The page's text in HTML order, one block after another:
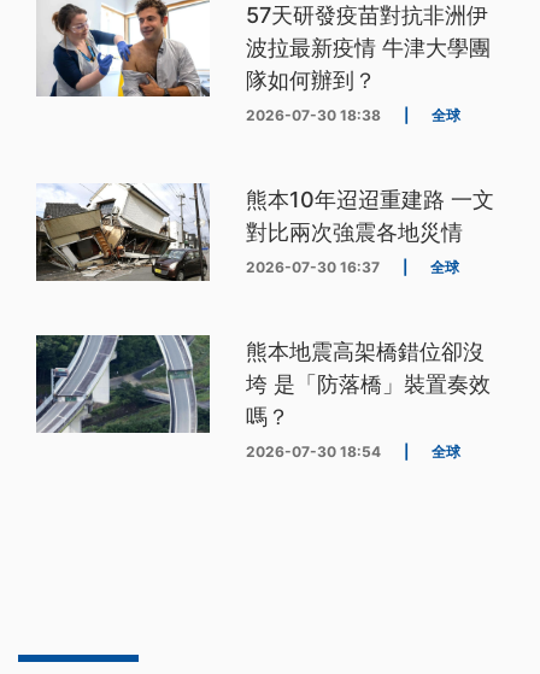
57天研發疫苗對抗非洲伊
波拉最新疫情 牛津大學團
隊如何辦到？
2026-07-30 18:38 全球
熊本10年迢迢重建路 一文
對比兩次強震各地災情
2026-07-30 16:37 全球
熊本地震高架橋錯位卻沒
垮 是「防落橋」裝置奏效
嗎？
2026-07-30 18:54 全球